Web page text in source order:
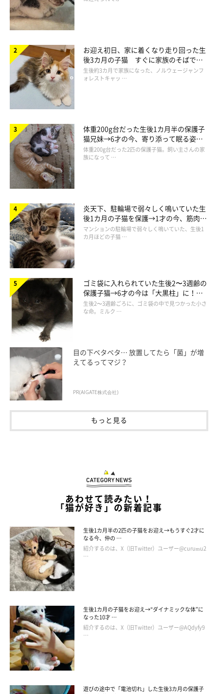
「あっ！！！！」
@jirorokun
今度はまんまるおめめがカメラ目線に！
ように、突然びっくりするじろうくんなのでした。いきなりそん
な顔になったら、見ているこちらまでびっくりしちゃいそうです
（笑）
遊びと驚きの切り替えが激しすぎるじろうくんの姿に、
Instagramユーザーさんからは「遊び方も驚き方もクセがすごく
て目が離せない」「ジロたん ほんまおもろい」「じろくん独特
の動き 上半身と下半身が別みたい 突然驚く時々あるあるです
（笑）」との声が寄せられています♪
お迎え初日、家に着くなり走り回った生
後3カ月の子猫 すぐに家族のそばで落
ち着く姿に「迎えてよかった」
生後約3カ月で家族になった、ノルウェージャンフ
ォレストキャッ …
体重200g台だった生後1カ月半の保護子
猫兄妹→6才の今、寄り添って眠る姿に
ほっこり！
体重200g台だった2匹の保護子猫。飼い主さんの家
族になって …
炎天下、駐輪場で弱々しく鳴いていた生
後1カ月の子猫を保護→1才の今、筋肉質
でツンデレなコに成長
マンションの駐輪場で弱々しく鳴いていた、生後1
カ月ほどの子猫 …
ゴミ袋に入れられていた生後2〜3週齢の
保護子猫→6才の今は「大黒柱」に！
美しい黒猫に成長した姿にグッとくる
生後2〜3週齢ごろに、ゴミ袋の中で見つかった小さ
な命。ミルク …
目の下ベタベタ… 放置してたら「菌」が増
えてるってマジ？
PR(AIGATE株式会社)
もっと見る
あわせて読みたい！
「猫が好き」の新着記事
生後1カ月半の2匹の子猫をお迎え→もうすぐ2才に
なる今、仲の …
紹介するのは、X（旧Twitter）ユーザー@curumu2
…
生後1カ月の子猫をお迎え→“ダイナミックな体”に
なった10才 …
紹介するのは、X（旧Twitter）ユーザー@AQdyfy9
…
遊びの途中で「電池切れ」した生後3カ月の保護子